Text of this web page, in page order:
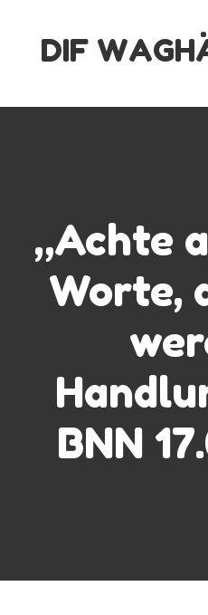
DIF
„Achte
Worte,
BNN